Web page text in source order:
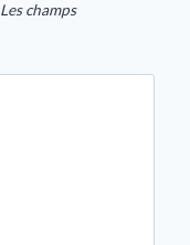
Les champs